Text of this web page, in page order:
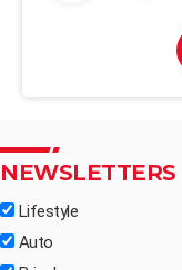
NEWSLETTERS
Lifestyle
Auto